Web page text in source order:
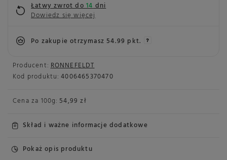
Producent: RONNEFELDT
Kod produktu: 4006465370470
Cena za 100g: 54,99 zł
Skład i ważne informacje dodatkowe
Pokaż opis produktu
Łatwy zwrot do14dni
Dowiedz się więcej
Po zakupie otrzymasz 54.99 pkt.